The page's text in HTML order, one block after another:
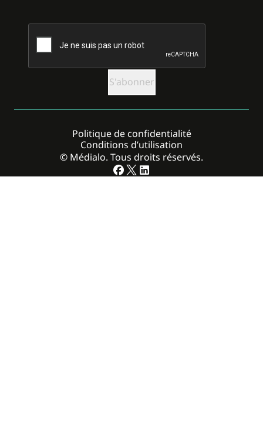
CAPTCHA
© Médialo. Tous droits réservés.
Politique de confidentialité
Conditions d’utilisation